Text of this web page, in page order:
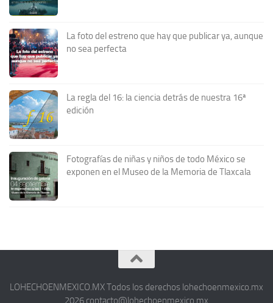
La foto del estreno que hay que publicar ya, aunque
no sea perfecta
La regla del 16: la ciencia detrás de nuestra 16ª
edición
Fotografías de niñas y niños de todo México se
exponen en el Museo de la Memoria de Tlaxcala
LOHECHOENMEXICO.MX Todos los derechos lohechoenmexico.mx
2026 contacto@lohechoenmexico.mx